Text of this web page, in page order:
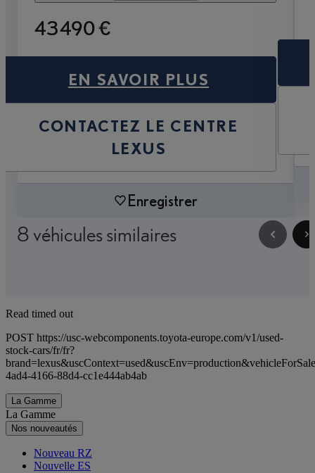
43 490 €
EN SAVOIR PLUS
CONTACTEZ LE CENTRE
LEXUS
Enregistrer
8 véhicules similaires
Read timed out
POST https://usc-webcomponents.toyota-europe.com/v1/used-
stock-cars/fr/fr?
4ad4-4166-88d4-cc1e444ab4ab
La Gamme
La Gamme
Nos nouveautés
Nouveau RZ
Nouvelle ES